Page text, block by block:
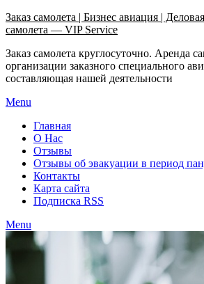
Заказ самолета | Бизнес авиация |
самолета — VIP Service
Заказ самолета круглосуточно. Аренда
организации заказного специального
составляющая нашей деятельности
Menu
Главная
О Нас
Отзывы
Отзывы об эвакуации в период
Контакты
Карта сайта
Подписка RSS
Menu